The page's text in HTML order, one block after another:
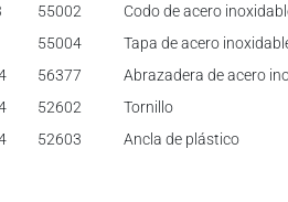
55002
Codo de acero
55004
Tapa de acero
56377
Abrazadera de acero
52602
Tornillo
52603 Ancla de plástico